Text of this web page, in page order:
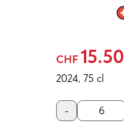
CHF 15.50
2024, 75 cl
-